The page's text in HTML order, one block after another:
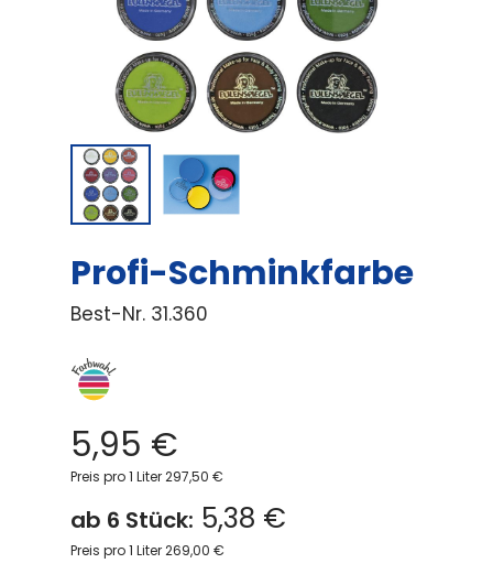
Profi-Schminkfarbe
Best-Nr. 31.360
5,95 €
Preis pro 1 Liter 297,50 €
ab 6 Stück: 5,38 €
Preis pro 1 Liter 269,00 €